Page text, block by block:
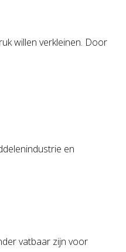
willen verkleinen. Door
en
vatbaar zijn voor